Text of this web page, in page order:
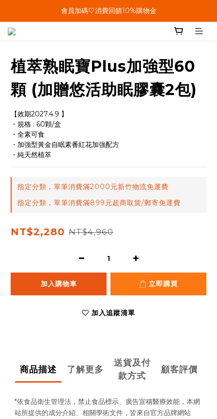
單筆結帳金額滿899🤍超取/郵寄免運費
會員加碼🤍消費回饋10%購物金
植萃熟眠寶Plus加強型60
顆 (加贈悠活助眠膠囊2包)
【效期2027.4.9 】
・規格 : 60顆/盒
・全素可食
・加強型黃金自眠素番紅花加強配方
・純天然植萃
指定分類，單筆消費滿2000元新竹物流免運費
指定分類，單筆消費滿899元超商取貨/郵寄免運費
NT$2,280 NT$4,960
加入購物車 立即購買
加入追蹤清單
商品描述 了解更多
送貨及付
款方式
顧客評價
*依食品衛生管理法，禁止食品標示、廣告宣稱醫療效能， 本網
站所提供的成分介紹、相關學術文件， 皆來自官方品牌網站